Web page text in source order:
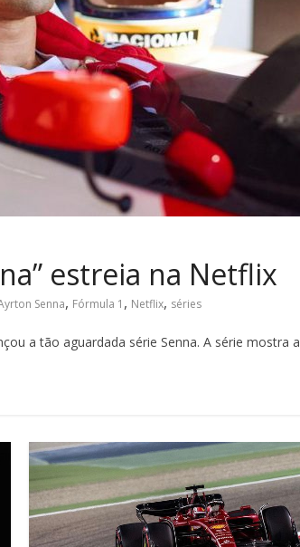
estreia na Netflix
Senna, Fórmula 1 , Netflix, séries
a tão aguardada série Senna. A série mostra a